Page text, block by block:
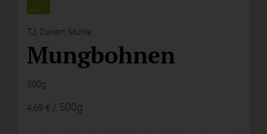
TJ, Davert Mühle
Mungbohnen
500g
4,69 € / 500g